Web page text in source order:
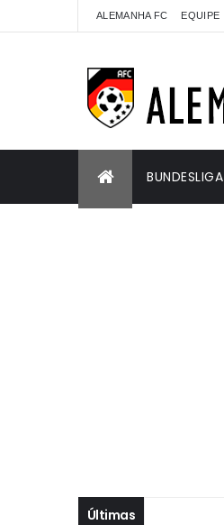
ALEMANHA FC EQUIPE
BUNDESLIGA
Últimas